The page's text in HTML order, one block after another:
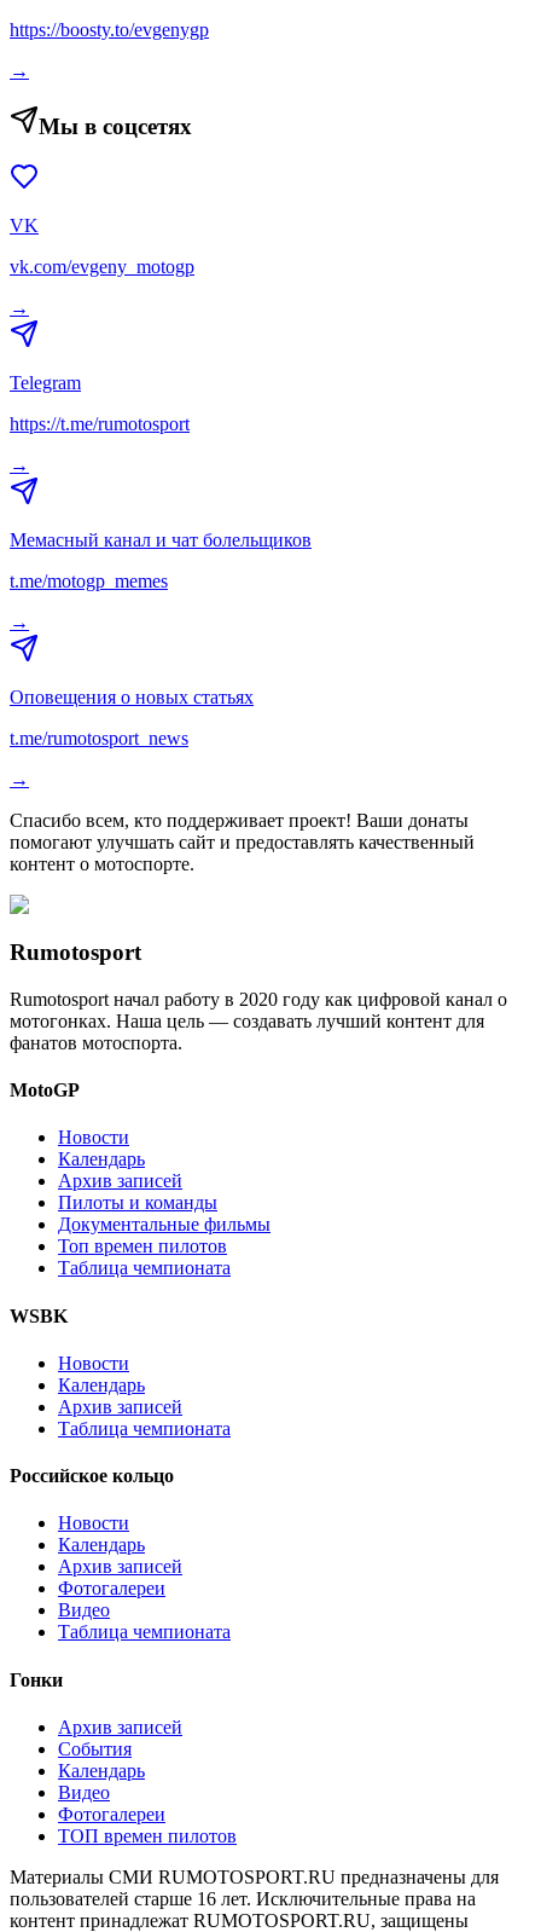
https://boosty.to/evgenygp
→
Мы в соцсетях
VK
vk.com/evgeny_motogp
→
Telegram
https://t.me/rumotosport
→
Мемасный канал и чат болельщиков
t.me/motogp_memes
→
Оповещения о новых статьях
t.me/rumotosport_news
→
Спасибо всем, кто поддерживает проект! Ваши донаты
помогают улучшать сайт и предоставлять качественный
контент о мотоспорте.
Rumotosport
Rumotosport начал работу в 2020 году как цифровой канал о
мотогонках. Наша цель — создавать лучший контент для
фанатов мотоспорта.
MotoGP
Новости
Календарь
Архив записей
Пилоты и команды
Документальные фильмы
Топ времен пилотов
Таблица чемпионата
WSBK
Новости
Календарь
Архив записей
Таблица чемпионата
Российское кольцо
Новости
Календарь
Архив записей
Фотогалереи
Видео
Таблица чемпионата
Гонки
Архив записей
События
Календарь
Видео
Фотогалереи
ТОП времен пилотов
Материалы СМИ RUMOTOSPORT.RU предназначены для
пользователей старше 16 лет. Исключительные права на
контент принадлежат RUMOTOSPORT.RU, защищены